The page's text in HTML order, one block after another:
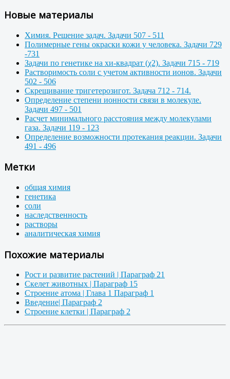
Новые материалы
Химия. Решение задач. Задачи 507 - 511
Полимерные гены окраски кожи у человека. Задачи 729
-731
Задачи по генетике на хи-квадрат (χ2). Задачи 715 - 719
Растворимость соли с учетом активности ионов. Задачи
502 - 506
Скрещивание тригетерозигот. Задача 712 - 714.
Определение степени ионности связи в молекуле.
Задачи 497 - 501
Расчет минимального расстояния между молекулами
газа. Задачи 119 - 123
Определение возможности протекания реакции. Задачи
491 - 496
Метки
общая химия
генетика
соли
наследственность
растворы
аналитическая химия
Похожие материалы
Рост и развитие растений | Параграф 21
Скелет животных | Параграф 15
Строение атома | Глава 1 Параграф 1
Введение| Параграф 2
Строение клетки | Параграф 2